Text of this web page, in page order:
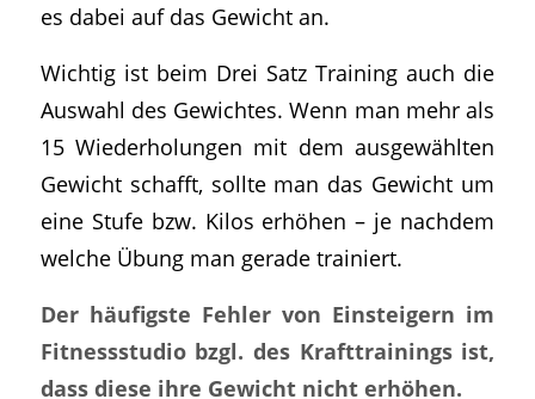
es dabei auf das Gewicht an.
Wichtig ist beim Drei Satz Training auch die
Auswahl des Gewichtes. Wenn man mehr als
15 Wiederholungen mit dem ausgewählten
Gewicht schafft, sollte man das Gewicht um
eine Stufe bzw. Kilos erhöhen – je nachdem
welche Übung man gerade trainiert.
Der häufigste Fehler von Einsteigern im
Fitnessstudio bzgl. des Krafttrainings ist,
dass diese ihre Gewicht nicht erhöhen.